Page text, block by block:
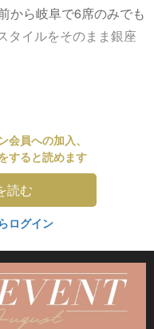
から岐阜で6席のみでも
タイルをそのまま銀座
員への加入、
すると読めます
読む
ログイン